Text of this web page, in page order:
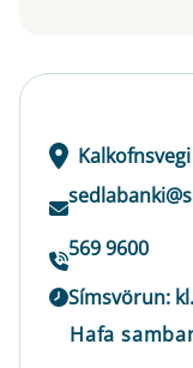
569 9600
Símsvörun:
Hafa